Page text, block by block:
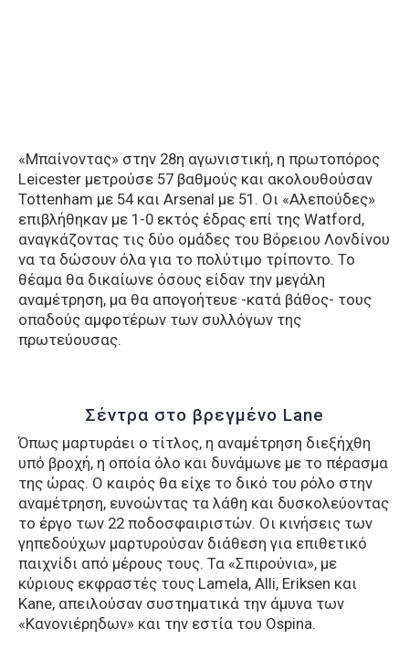
«Μπαίνοντας» στην 28η αγωνιστική, η πρωτοπόρος
Leicester μετρούσε 57 βαθμούς και ακολουθούσαν
Tottenham με 54 και Arsenal με 51. Οι «Αλεπούδες»
επιβλήθηκαν με 1-0 εκτός έδρας επί της Watford,
αναγκάζοντας τις δύο ομάδες του Βόρειου Λονδίνου
να τα δώσουν όλα για το πολύτιμο τρίποντο. Το
θέαμα θα δικαίωνε όσους είδαν την μεγάλη
αναμέτρηση, μα θα απογοήτευε -κατά βάθος- τους
οπαδούς αμφοτέρων των συλλόγων της
πρωτεύουσας.
Σέντρα στο βρεγμένο Lane
Όπως μαρτυράει ο τίτλος, η αναμέτρηση διεξήχθη
υπό βροχή, η οποία όλο και δυνάμωνε με το πέρασμα
της ώρας. Ο καιρός θα είχε το δικό του ρόλο στην
αναμέτρηση, ευνοώντας τα λάθη και δυσκολεύοντας
το έργο των 22 ποδοσφαιριστών. Οι κινήσεις των
γηπεδούχων μαρτυρούσαν διάθεση για επιθετικό
παιχνίδι από μέρους τους. Τα «Σπιρούνια», με
κύριους εκφραστές τους Lamela, Alli, Eriksen και
Kane, απειλούσαν συστηματικά την άμυνα των
«Κανονιέρηδων» και την εστία του Ospina.